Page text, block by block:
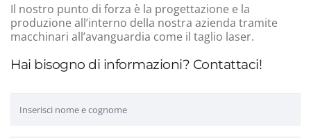
Hai bisogno di informazioni? Contattaci!
Il nostro punto di forza è la progettazione e la
produzione all’interno della nostra azienda tramite
macchinari all’avanguardia come il taglio laser.